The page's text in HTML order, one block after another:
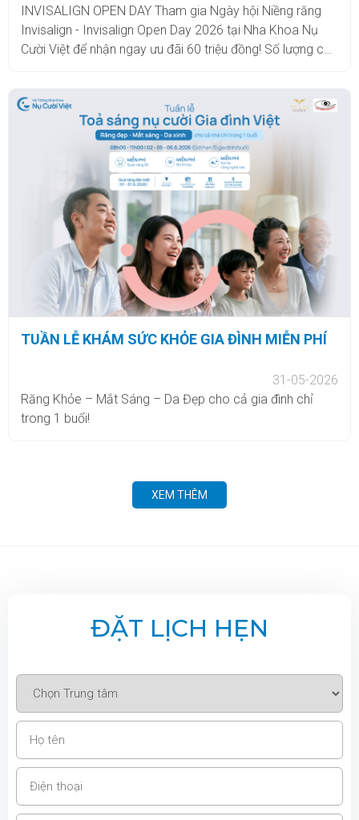
INVISALIGN OPEN DAY Tham gia Ngày hội Niềng răng
Invisalign - Invisalign Open Day 2026 tại Nha Khoa Nụ
Cười Việt để nhận ngay ưu đãi 60 triệu đồng! Số lượng có
TUẦN LỄ KHÁM SỨC KHỎE GIA ĐÌNH MIỄN PHÍ
31-05-2026
Răng Khỏe – Mắt Sáng – Da Đẹp cho cả gia đình chỉ
trong 1 buổi!
XEM THÊM
ĐẶT LỊCH HẸN